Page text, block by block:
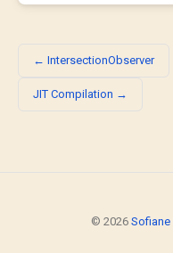
← IntersectionObserver
JIT Compilation →
© 2026